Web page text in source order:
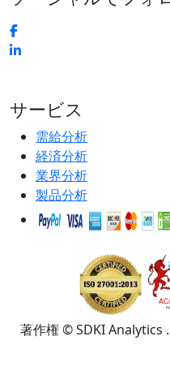
サービス
需給分析
経済分析
業界分析
製品分析
著作権 © SDKI Analytics